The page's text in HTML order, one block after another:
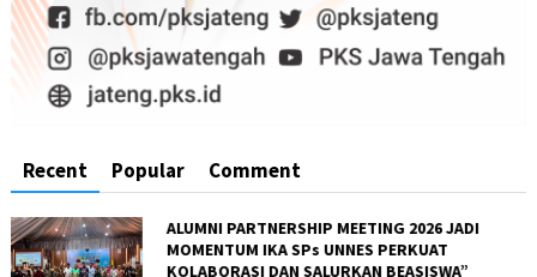
Recent Popular Comment
ALUMNI PARTNERSHIP MEETING 2026 JADI
MOMENTUM IKA SPs UNNES PERKUAT
KOLABORASI DAN SALURKAN BEASISWA”